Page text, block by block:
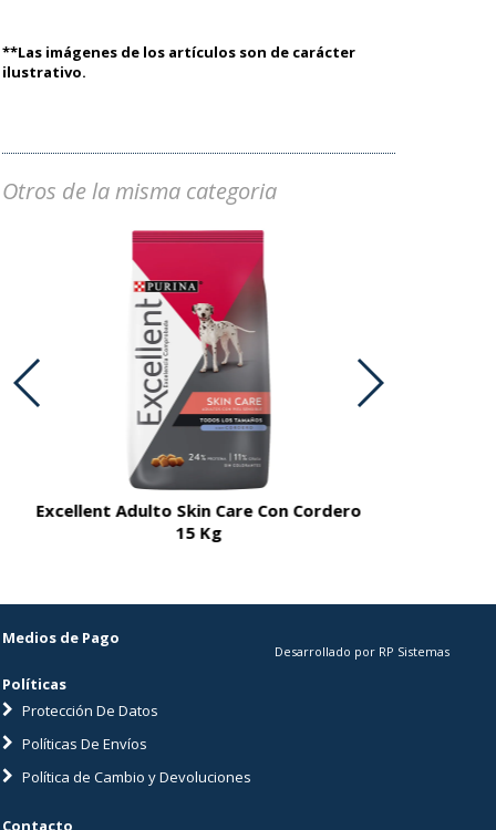
**Las imágenes de los artículos son de carácter
ilustrativo.
Otros de la misma categoria
Excellent Adulto Skin Care Con Cordero
15 Kg
Medios de Pago
Políticas
Protección De Datos
Políticas De Envíos
Política de Cambio y Devoluciones
Desarrollado por RP Sistemas
Contacto